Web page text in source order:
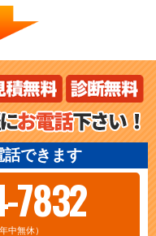
話できます
7832
中無休）